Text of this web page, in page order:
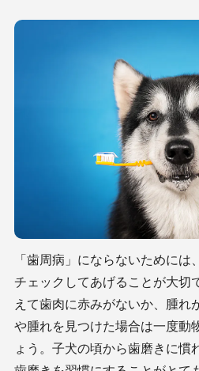
「歯周病」にならないために
チェックしてあげることが大切
えて歯肉に赤みがないか、腫れ
や腫れを見つけた場合は一度動
ょう。子犬の頃から歯磨きに慣